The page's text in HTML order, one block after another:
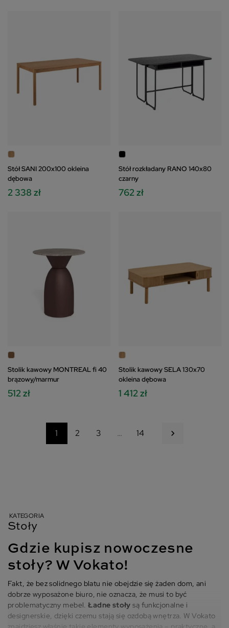
Stół SANI 200x100 okleina
dębowa
2 338 zł
Stół rozkładany RANO 140x80
czarny
762 zł
Stolik kawowy MONTREAL fi 40
brązowy/marmur
512 zł
Stolik kawowy SELA 130x70
okleina dębowa
1 412 zł
1 2 3 … 14 Następny

KATEGORIA
Stoły
Gdzie kupisz nowoczesne
stoły? W Vokato!
Fakt, że bez solidnego blatu nie obejdzie się żaden dom, ani
dobrze wyposażone biuro, nie oznacza, że musi to być
problematyczny mebel.Ładne stoły są funkcjonalne i
designerskie, dzięki czemu stają się ozdobą wnętrza. W Vokato